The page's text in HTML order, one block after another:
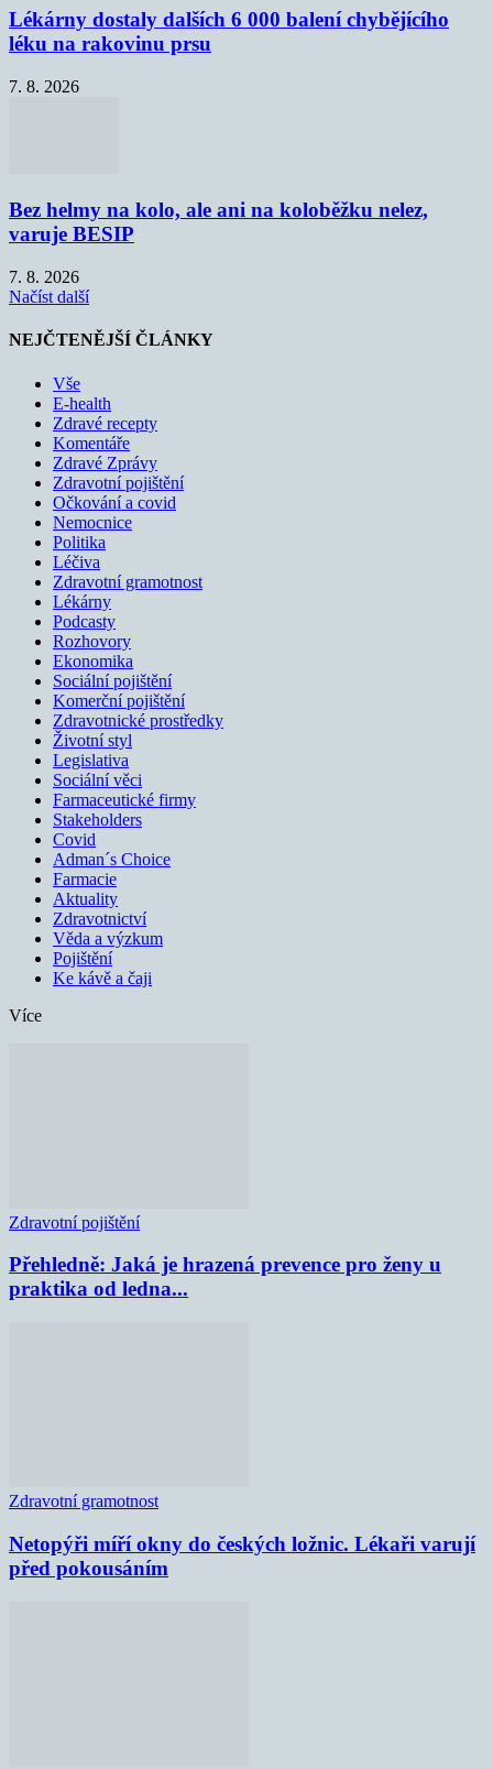
Lékárny dostaly dalších 6 000 balení chybějícího
léku na rakovinu prsu
7. 8. 2026
Bez helmy na kolo, ale ani na koloběžku nelez,
varuje BESIP
7. 8. 2026
Načíst další
NEJČTENĚJŠÍ ČLÁNKY
Vše
E-health
Zdravé recepty
Komentáře
Zdravé Zprávy
Zdravotní pojištění
Očkování a covid
Nemocnice
Politika
Léčiva
Zdravotní gramotnost
Lékárny
Podcasty
Rozhovory
Ekonomika
Sociální pojištění
Komerční pojištění
Zdravotnické prostředky
Životní styl
Legislativa
Sociální věci
Farmaceutické firmy
Stakeholders
Covid
Adman´s Choice
Farmacie
Aktuality
Zdravotnictví
Věda a výzkum
Pojištění
Ke kávě a čaji
Více
Zdravotní pojištění
Přehledně: Jaká je hrazená prevence pro ženy u
praktika od ledna...
Zdravotní gramotnost
Netopýři míří okny do českých ložnic. Lékaři varují
před pokousáním